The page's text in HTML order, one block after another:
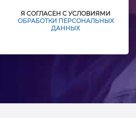
Я СОГЛАСЕН С УСЛОВИЯМИ
ОБРАБОТКИ ПЕРСОНАЛЬНЫХ
ДАННЫХ